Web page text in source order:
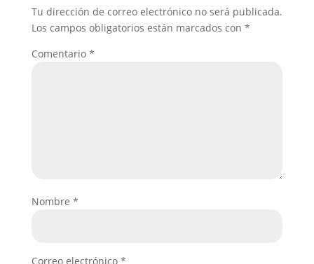
Tu dirección de correo electrónico no será publicada.
Los campos obligatorios están marcados con *
Comentario *
Nombre *
Correo electrónico *